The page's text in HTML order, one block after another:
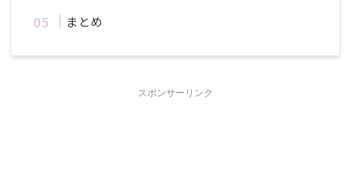
まとめ
スポンサーリンク